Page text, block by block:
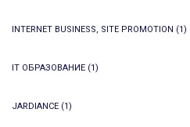
INTERNET BUSINESS, SITE PROMOTION (1)
IT ОБРАЗОВАНИЕ (1)
JARDIANCE (1)